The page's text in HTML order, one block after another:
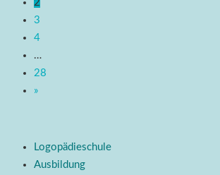
2
3
4
…
28
»
Logopädieschule
Ausbildung